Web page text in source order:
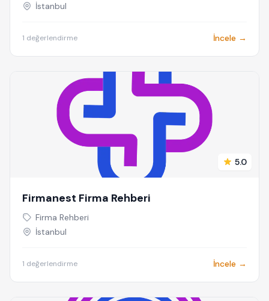
İstanbul
1 değerlendirme İncele →
5.0
Firmanest Firma Rehberi
Firma Rehberi
İstanbul
1 değerlendirme İncele →